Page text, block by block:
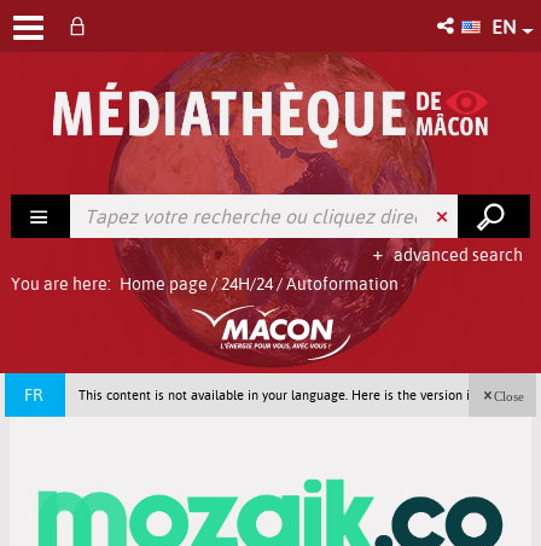
EN
advanced search
You are here: Home page/24H/24/Autoformation
FR This content is not available in your language. Here is the version in french
Close